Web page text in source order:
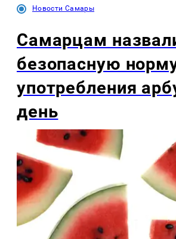
Новости Самары
Самарцам
безопасную
употребления
день